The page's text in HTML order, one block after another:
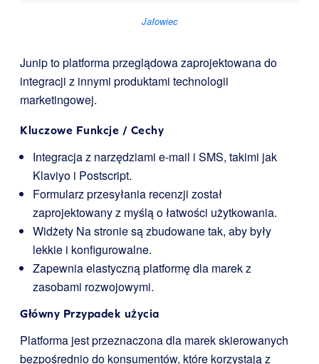
Jałowiec
Junip to platforma przeglądowa zaprojektowana do
integracji z innymi produktami technologii
marketingowej.
Kluczowe Funkcje / Cechy
Integracja z narzędziami e-mail i SMS, takimi jak
Klaviyo i Postscript.
Formularz przesyłania recenzji został
zaprojektowany z myślą o łatwości użytkowania.
Widżety Na stronie są zbudowane tak, aby były
lekkie i konfigurowalne.
Zapewnia elastyczną platformę dla marek z
zasobami rozwojowymi.
Główny Przypadek użycia
Platforma jest przeznaczona dla marek skierowanych
bezpośrednio do konsumentów, które korzystają z